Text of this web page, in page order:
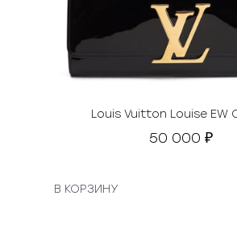
Louis Vuitton Louise EW
50 000 ₽
В КОРЗИНУ